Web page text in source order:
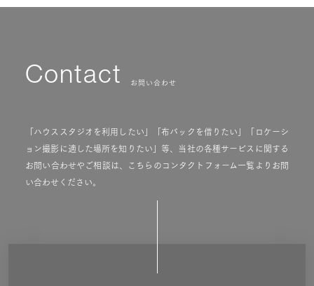
Contact お問い合わせ
「ハウススタジオを利用したい」「布バックを借りたい」「ロケーシ
ョン撮影に適した場所を知りたい」等、当社の各種サービスに関する
お問い合わせやご相談は、こちらのコンタクトフォーム一覧よりお問
い合わせください。